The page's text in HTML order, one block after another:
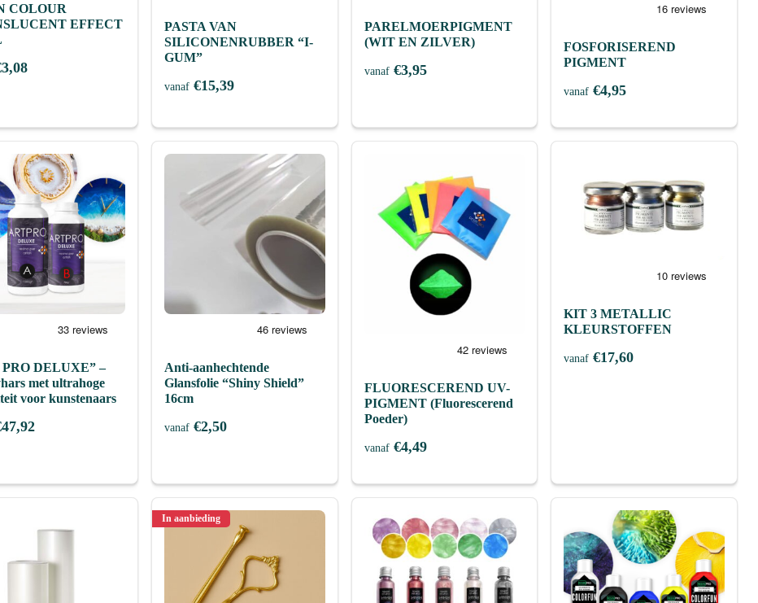
COLOUR
EFFECT
3,08
PASTA VAN
SILICONENRUBBER “I-
GUM”
vanaf €15,39
PARELMOERPIGMENT
(WIT EN ZILVER)
vanaf €3,95
FOSFORISEREND
PIGMENT
vanaf €4,95
DELUXE” –
met ultrahoge
voor kunstenaars
47,92
Anti-aanhechtende
Glansfolie “Shiny Shield”
16cm
vanaf €2,50
FLUORESCEREND UV-
PIGMENT (Fluorescerend
Poeder)
vanaf €4,49
KIT 3 METALLIC
KLEURSTOFFEN
vanaf €17,60
In aanbieding